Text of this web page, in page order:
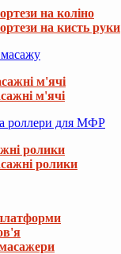
на коліно
на кисть руки
м'ячі
м'ячі
роллери для МФР
ролики
ролики